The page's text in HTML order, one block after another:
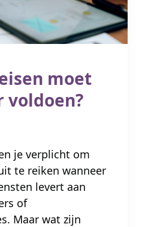
moet
voldoen?
je verplicht om
te reiken wanneer
levert aan
of
Maar wat zijn